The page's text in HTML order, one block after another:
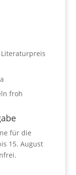
froh
für die
15. August